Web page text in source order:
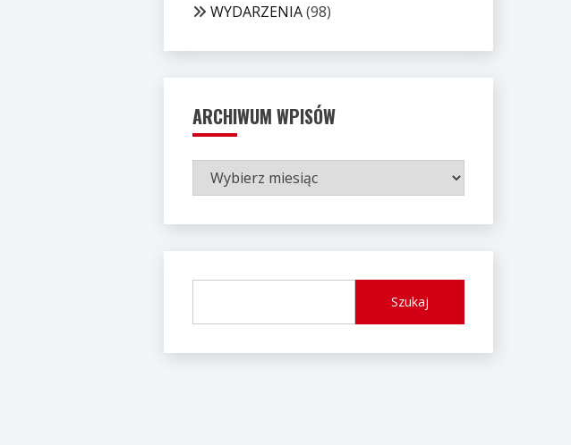
WYDARZENIA(98)
ARCHIWUM WPISÓW
ARCHIWUM
WPISÓW
Szukaj